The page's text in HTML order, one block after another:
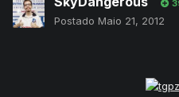
Postado Maio 21, 2012